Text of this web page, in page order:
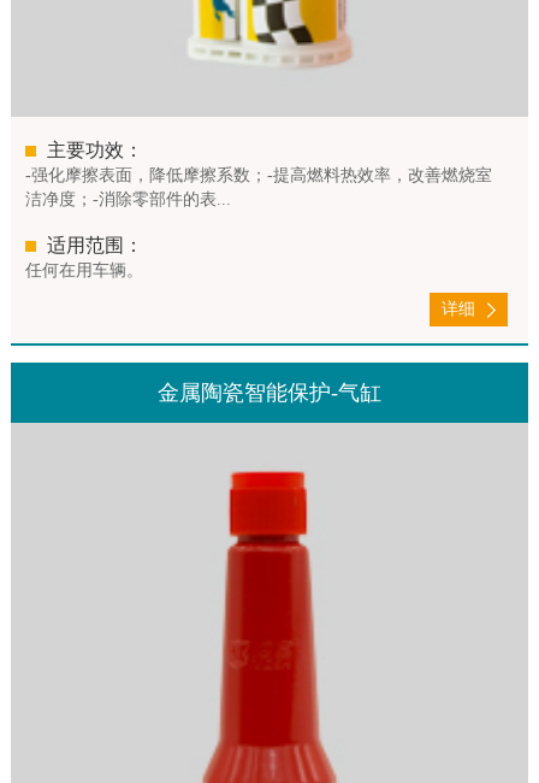
主要功效：
-强化摩擦表面，降低摩擦系数；-提高燃料热效率，改善燃烧室
洁净度；-消除零部件的表...
适用范围：
任何在用车辆。
详细
金属陶瓷智能保护-气缸